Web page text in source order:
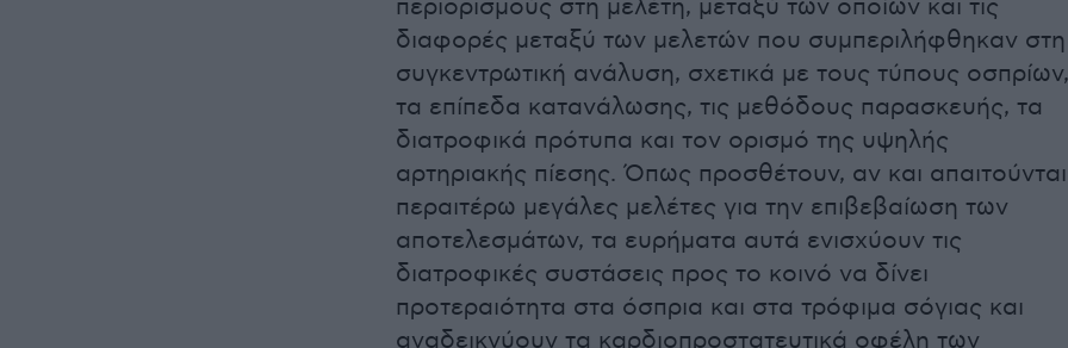
περιορισμούς στη μελέτη, μεταξύ των οποίων και τις
διαφορές μεταξύ των μελετών που συμπεριλήφθηκαν στη
συγκεντρωτική ανάλυση, σχετικά με τους τύπους οσπρίων,
τα επίπεδα κατανάλωσης, τις μεθόδους παρασκευής, τα
διατροφικά πρότυπα και τον ορισμό της υψηλής
αρτηριακής πίεσης. Όπως προσθέτουν, αν και απαιτούνται
περαιτέρω μεγάλες μελέτες για την επιβεβαίωση των
αποτελεσμάτων, τα ευρήματα αυτά ενισχύουν τις
διατροφικές συστάσεις προς το κοινό να δίνει
προτεραιότητα στα όσπρια και στα τρόφιμα σόγιας και
αναδεικνύουν τα καρδιοπροστατευτικά οφέλη των